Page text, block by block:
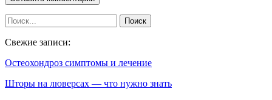
Свежие записи:
Остеохондроз симптомы и лечение
Шторы на люверсах — что нужно знать